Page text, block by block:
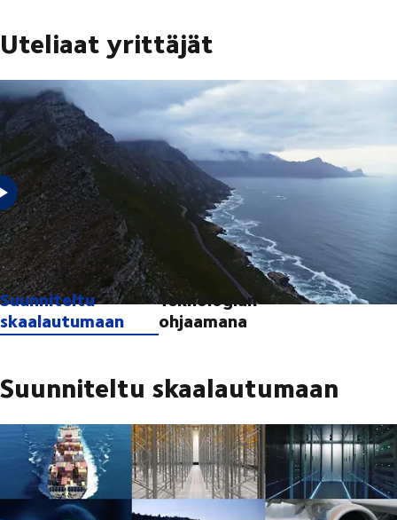
Uteliaat yrittäjät
Meidän näkökulmastamme tulevaisuuden merkityksellisyys
edellyttää uteliaisuuden säilyttämistä.
Suunniteltu
skaalautumaan
Teknologian
ohjaamana
Suunniteltu skaalautumaan